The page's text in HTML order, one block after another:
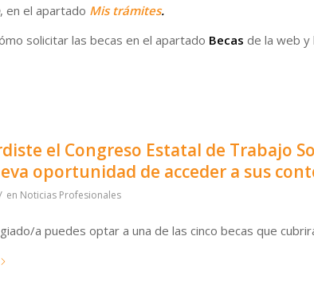
, en el apartado Mis trámites.
solicitar las becas en el apartado Becas de la web y
el Congreso Estatal de Trabajo
oportunidad de acceder a sus
en Noticias Profesionales
a puedes optar a una de las cinco becas que